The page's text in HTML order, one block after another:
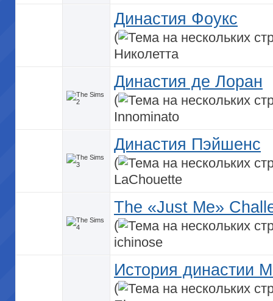
Династия Фоукс
(
Николетта
Династия де Лоран
(
Innominato
Династия Пэйшенс
(
LaChouette
The «Just Me»
(
ichinose
История династии
(